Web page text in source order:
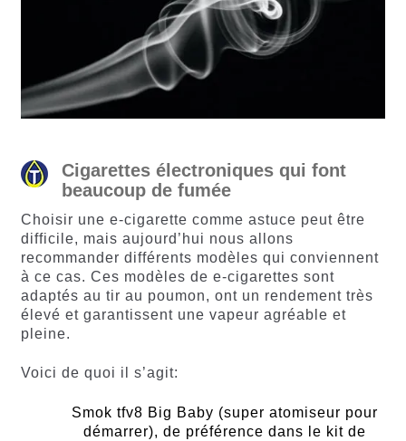
Cigarettes électroniques qui font
beaucoup de fumée
Choisir une e-cigarette comme astuce peut être
difficile, mais aujourd’hui nous allons
recommander différents modèles qui conviennent
à ce cas. Ces modèles de e-cigarettes sont
adaptés au tir au poumon, ont un rendement très
élevé et garantissent une vapeur agréable et
pleine.
Voici de quoi il s’agit:
Smok tfv8 Big Baby (super atomiseur pour
démarrer), de préférence dans le kit de